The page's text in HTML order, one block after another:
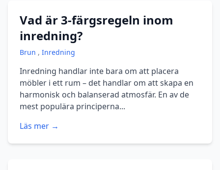
Vad är 3-färgsregeln inom
inredning?
Brun , Inredning
Inredning handlar inte bara om att placera
möbler i ett rum – det handlar om att skapa en
harmonisk och balanserad atmosfär. En av de
mest populära principerna...
Läs mer →